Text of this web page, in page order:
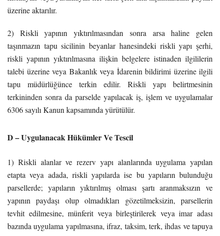
üzerine aktarılır.
2) Riskli yapının yıktırılmasından sonra arsa haline gelen
taşınmazın tapu sicilinin beyanlar hanesindeki riskli yapı şerhi,
riskli yapının yıktırılmasına ilişkin belgelere istinaden ilgililerin
talebi üzerine veya Bakanlık veya İdarenin bildirimi üzerine ilgili
tapu müdürlüğünce terkin edilir. Riskli yapı belirtmesinin
terkininden sonra da parselde yapılacak iş, işlem ve uygulamalar
6306 sayılı Kanun kapsamında yürütülür.
D – Uygulanacak Hükümler Ve Tescil
1) Riskli alanlar ve rezerv yapı alanlarında uygulama yapılan
etapta veya adada, riskli yapılarda ise bu yapıların bulunduğu
parsellerde; yapıların yıktırılmış olması şartı aranmaksızın ve
yapının paydaşı olup olmadıkları gözetilmeksizin, parsellerin
tevhit edilmesine, münferit veya birleştirilerek veya imar adası
bazında uygulama yapılmasına, ifraz, taksim, terk, ihdas ve tapuya